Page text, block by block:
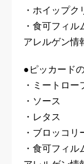
・ホイップク
・食可フィル
アレルゲン情
●ピッカード
・ミートロー
・ソース
・レタス
・ブロッコリ
・食可フィル